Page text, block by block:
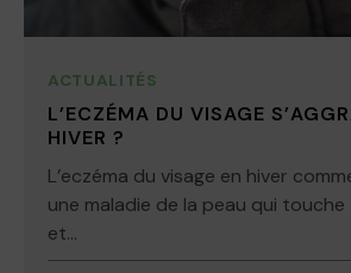
ACTUALITÉS
L’ECZÉMA DU VISAGE
HIVER ?
L’eczéma du visage en hiver
une maladie de la peau qui
et...